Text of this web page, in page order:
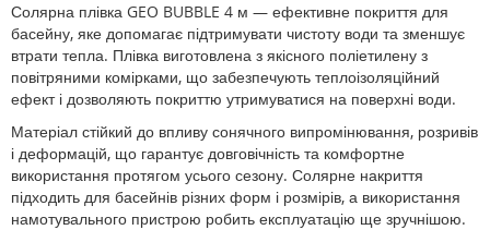
Солярна плівка GEO BUBBLE 4 м — ефективне покриття для
басейну, яке допомагає підтримувати чистоту води та зменшує
втрати тепла. Плівка виготовлена з якісного поліетилену з
повітряними комірками, що забезпечують теплоізоляційний
ефект і дозволяють покриттю утримуватися на поверхні води.
Матеріал стійкий до впливу сонячного випромінювання, розривів
і деформацій, що гарантує довговічність та комфортне
використання протягом усього сезону. Солярне накриття
підходить для басейнів різних форм і розмірів, а використання
намотувального пристрою робить експлуатацію ще зручнішою.